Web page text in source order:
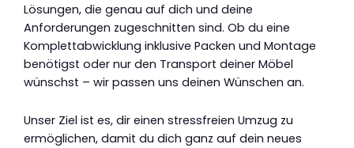
Lösungen, die genau auf dich und deine
Anforderungen zugeschnitten sind. Ob du eine
Komplettabwicklung inklusive Packen und Montage
benötigst oder nur den Transport deiner Möbel
wünschst – wir passen uns deinen Wünschen an.
Unser Ziel ist es, dir einen stressfreien Umzug zu
ermöglichen, damit du dich ganz auf dein neues